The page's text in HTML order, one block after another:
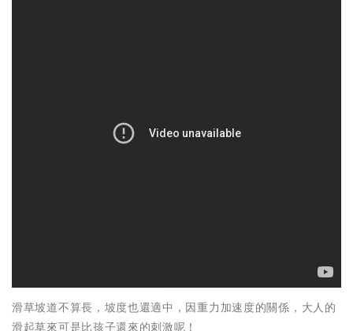
滑草坡道不算長，坡度也還適中，因重力加速度的關係，大人的
滑起草來可是比孩子還來的刺激呢！